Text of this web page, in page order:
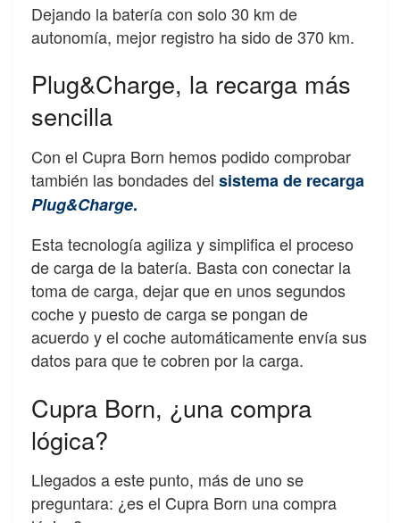
Dejando la batería con solo 30 km de
autonomía, mejor registro ha sido de 370 km.
Plug&Charge, la recarga más
sencilla
Con el Cupra Born hemos podido comprobar
también las bondades del sistema de recarga
Plug&Charge.
Esta tecnología agiliza y simplifica el proceso
de carga de la batería. Basta con conectar la
toma de carga, dejar que en unos segundos
coche y puesto de carga se pongan de
acuerdo y el coche automáticamente envía sus
datos para que te cobren por la carga.
Cupra Born, ¿una compra
lógica?
Llegados a este punto, más de uno se
preguntara: ¿es el Cupra Born una compra